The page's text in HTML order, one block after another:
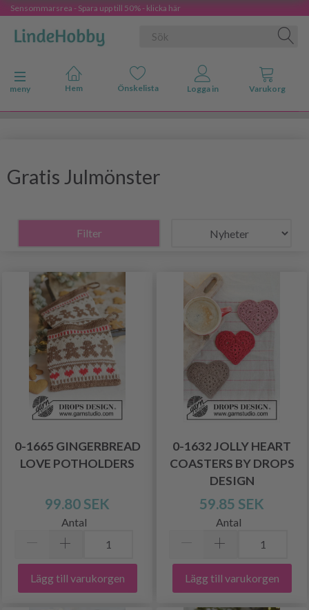
Sensommarsrea - Spara upp till 50% - klicka här
Ändra navigering
meny
Gratis Julmönster
Filter
0-1665 GINGERBREAD
LOVE POTHOLDERS
99.80 SEK
Antal
Lägg till varukorgen
0-1632 JOLLY HEART
COASTERS BY DROPS
DESIGN
59.85 SEK
Antal
Lägg till varukorgen